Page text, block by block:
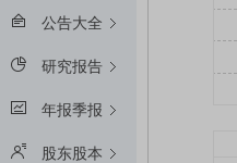
公告大全
研究报告
年报季报
股东股本